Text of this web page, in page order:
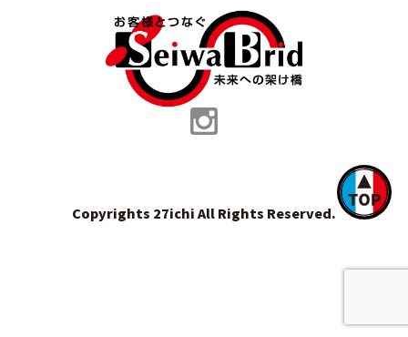
Copyrights 27ichi All Rights Reserved.